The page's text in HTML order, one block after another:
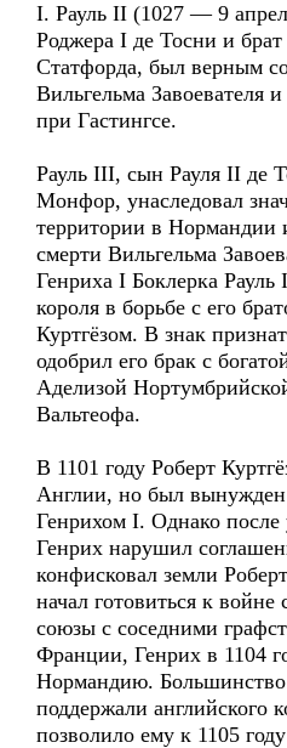
I. Рауль II (1027 — 9
Роджера I де Тосни и брат
Статфорда, был верным
Вильгельма Завоевателя
при Гастингсе.
Рауль III, сын Рауля II де
Монфор, унаследовал
территории в Нормандии
смерти Вильгельма
Генриха I Боклерка
короля в борьбе с его
Куртгёзом. В знак
одобрил его брак с
Аделизой
Вальтеофа.
В 1101 году Роберт
Англии, но был вынужден
Генрихом I. Однако после
Генрих нарушил
конфисковал земли
начал готовиться к
союзы с соседними
Франции, Генрих в 1104
Нормандию. Большинство
поддержали английского
позволило ему к 1105